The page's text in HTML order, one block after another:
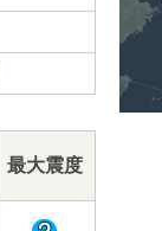
最大震度